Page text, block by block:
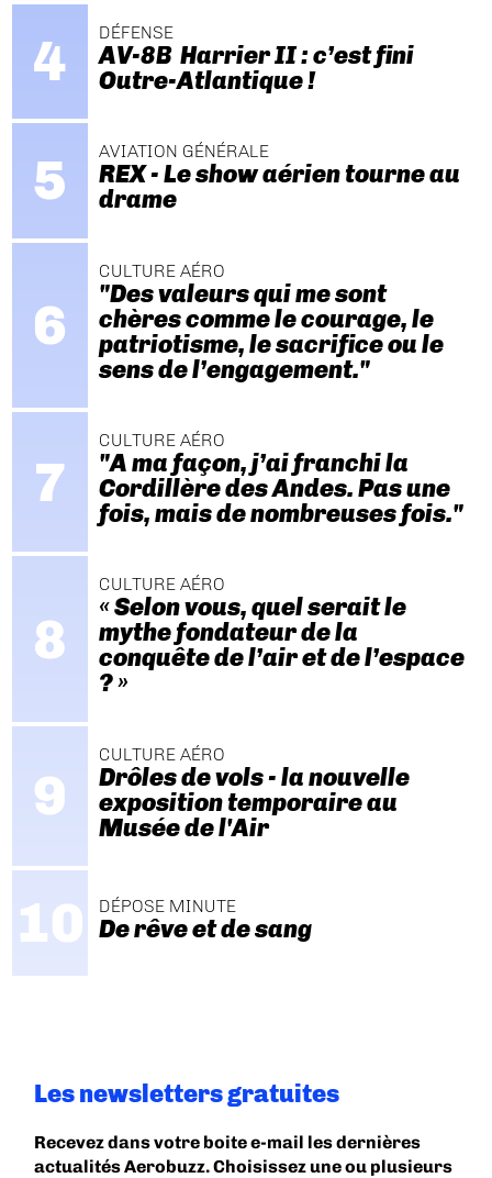
DÉFENSE
AV-8B Harrier II : c’est fini
Outre-Atlantique !
AVIATION GÉNÉRALE
REX - Le show aérien tourne au
drame
CULTURE AÉRO
"Des valeurs qui me sont
chères comme le courage, le
patriotisme, le sacrifice ou le
sens de l’engagement."
CULTURE AÉRO
"A ma façon, j’ai franchi la
Cordillère des Andes. Pas une
fois, mais de nombreuses fois."
CULTURE AÉRO
« Selon vous, quel serait le
mythe fondateur de la
conquête de l’air et de l’espace
? »
CULTURE AÉRO
Drôles de vols - la nouvelle
exposition temporaire au
Musée de l'Air
DÉPOSE MINUTE
De rêve et de sang
Les newsletters gratuites
Recevez dans votre boite e-mail les dernières
actualités Aerobuzz. Choisissez une ou plusieurs